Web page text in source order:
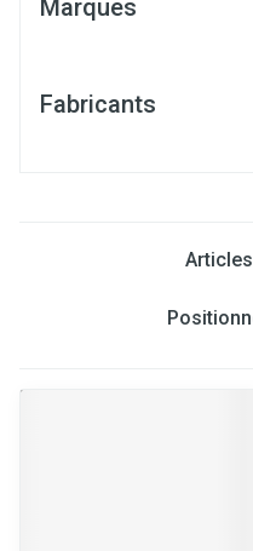
Marques
Fabricants
Articles
Trier par: